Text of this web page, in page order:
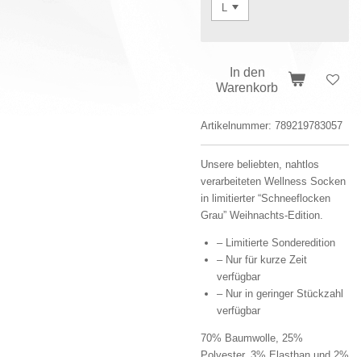
In den
Warenkorb
Artikelnummer: 789219783057
Unsere beliebten, nahtlos
verarbeiteten Wellness Socken
in limitierter “Schneeflocken
Grau” Weihnachts-Edition.
– Limitierte Sonderedition
– Nur für kurze Zeit
verfügbar
– Nur in geringer Stückzahl
verfügbar
70% Baumwolle, 25%